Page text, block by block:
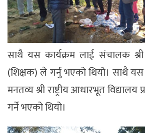
साथै यस कार्यक्रम लाई संचालक
(शिक्षक) ले गर्नु भएको थियो। साथै
मनतव्य श्री राष्ट्रीय आधारभूत
गर्ने भएको थियो।